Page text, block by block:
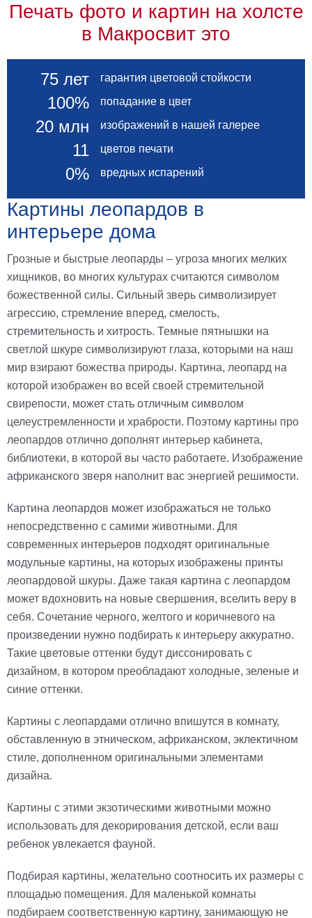
Печать фото и картин на холсте
в Макросвит это
75 лет гарантия цветовой стойкости
100% попадание в цвет
20 млн изображений в нашей галерее
11 цветов печати
0% вредных испарений
Картины леопардов в
интерьере дома
Грозные и быстрые леопарды – угроза многих мелких
хищников, во многих культурах считаются символом
божественной силы. Сильный зверь символизирует
агрессию, стремление вперед, смелость,
стремительность и хитрость. Темные пятнышки на
светлой шкуре символизируют глаза, которыми на наш
мир взирают божества природы. Картина, леопард на
которой изображен во всей своей стремительной
свирепости, может стать отличным символом
целеустремленности и храбрости. Поэтому картины про
леопардов отлично дополнят интерьер кабинета,
библиотеки, в которой вы часто работаете. Изображение
африканского зверя наполнит вас энергией решимости.
Картина леопардов может изображаться не только
непосредственно с самими животными. Для
современных интерьеров подходят оригинальные
модульные картины, на которых изображены принты
леопардовой шкуры. Даже такая картина с леопардом
может вдохновить на новые свершения, вселить веру в
себя. Сочетание черного, желтого и коричневого на
произведении нужно подбирать к интерьеру аккуратно.
Такие цветовые оттенки будут диссонировать с
дизайном, в котором преобладают холодные, зеленые и
синие оттенки.
Картины с леопардами отлично впишутся в комнату,
обставленную в этническом, африканском, эклектичном
стиле, дополненном оригинальными элементами
дизайна.
Картины с этими экзотическими животными можно
использовать для декорирования детской, если ваш
ребенок увлекается фауной.
Подбирая картины, желательно соотносить их размеры с
площадью помещения. Для маленькой комнаты
подбираем соответственную картину, занимающую не